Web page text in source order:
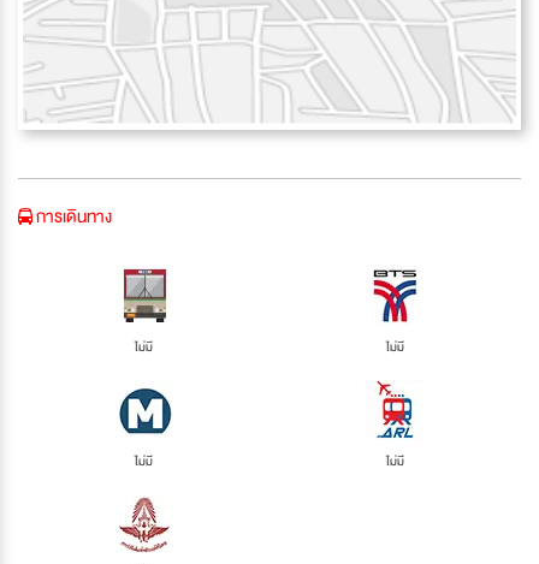
การเดินทาง
ไม่มี ไม่มี
ไม่มี ไม่มี